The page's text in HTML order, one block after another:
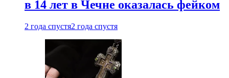
в 14 лет в Чечне оказалась фейком
2 года спустя2 года спустя